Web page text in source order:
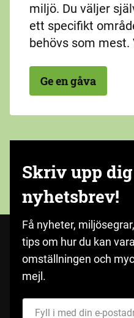
miljö. Du väljer
ett specifikt
behövs som mest.
Ge en gåva
Skriv upp
nyhetsbrev!
Få nyheter,
tips om hur du kan
omställningen och
mejl.